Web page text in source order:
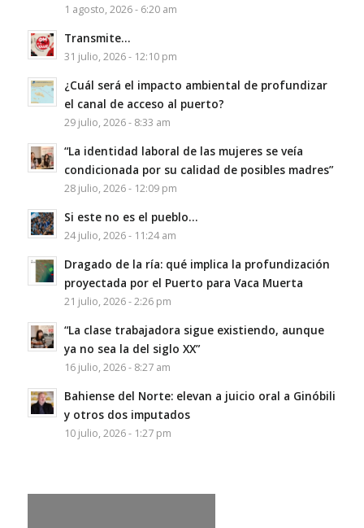
1 agosto, 2026 - 6:20 am
Transmite…
31 julio, 2026 - 12:10 pm
¿Cuál será el impacto ambiental de profundizar
el canal de acceso al puerto?
29 julio, 2026 - 8:33 am
“La identidad laboral de las mujeres se veía
condicionada por su calidad de posibles madres”
28 julio, 2026 - 12:09 pm
Si este no es el pueblo…
24 julio, 2026 - 11:24 am
Dragado de la ría: qué implica la profundización
proyectada por el Puerto para Vaca Muerta
21 julio, 2026 - 2:26 pm
“La clase trabajadora sigue existiendo, aunque
ya no sea la del siglo XX”
16 julio, 2026 - 8:27 am
Bahiense del Norte: elevan a juicio oral a Ginóbili
y otros dos imputados
10 julio, 2026 - 1:27 pm